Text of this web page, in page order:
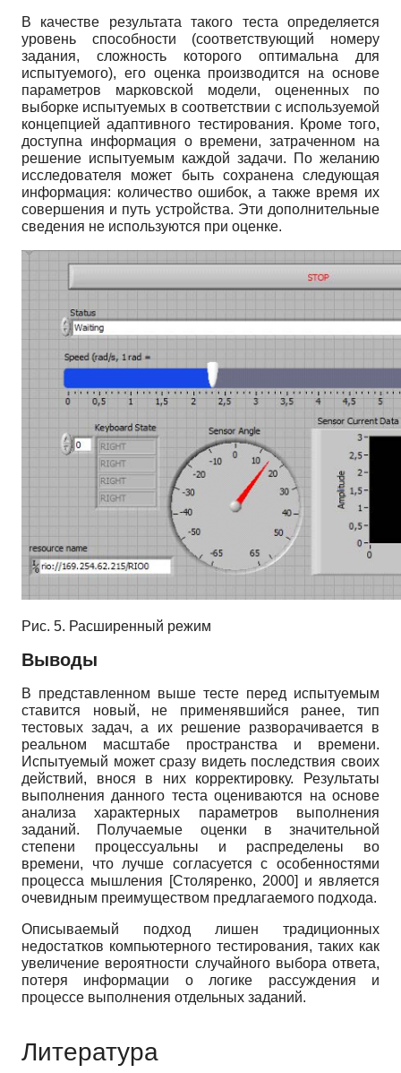
В качестве результата такого теста определяется
уровень способности (соответствующий номеру
задания, сложность которого оптимальна для
испытуемого), его оценка производится на основе
параметров марковской модели, оцененных по
выборке испытуемых в соответствии с используемой
концепцией адаптивного тестирования. Кроме того,
доступна информация о времени, затраченном на
решение испытуемым каждой задачи. По желанию
исследователя может быть сохранена следующая
информация: количество ошибок, а также время их
совершения и путь устройства. Эти дополнительные
сведения не используются при оценке.
Рис. 5. Расширенный режим
Выводы
В представленном выше тесте перед испытуемым
ставится новый, не применявшийся ранее, тип
тестовых задач, а их решение разворачивается в
реальном масштабе пространства и времени.
Испытуемый может сразу видеть последствия своих
действий, внося в них корректировку. Результаты
выполнения данного теста оцениваются на основе
анализа характерных параметров выполнения
заданий. Получаемые оценки в значительной
степени процессуальны и распределены во
времени, что лучше согласуется с особенностями
процесса мышления [Столяренко, 2000] и является
очевидным преимуществом предлагаемого подхода.
Описываемый подход лишен традиционных
недостатков компьютерного тестирования, таких как
увеличение вероятности случайного выбора ответа,
потеря информации о логике рассуждения и
процессе выполнения отдельных заданий.
Литература